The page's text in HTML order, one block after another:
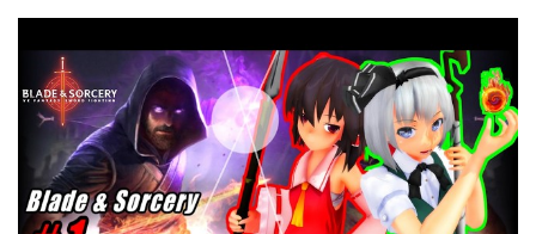
【Beat Saber】
https://www.youtube.com/playlist?
list=PL9WHkLDDeCHkLlfDlrUnvjlPPCRcE73DI
【単発リスト】
https://www.youtube.com/playlist?
list=PL9WHkLDDeCHk6Le7x0ds1aLkPPjf6OsTv
【生放送】アーカイブ
https://www.youtube.com/playlist?
list=PL9WHkLDDeCHneFkJDDdRjmXatHzGkATOE
【DEAD BY DAYLIGHT】
https://www.youtube.com/playlist?
list=PL9WHkLDDeCHmvVnq73Pcum8_ibX6kTpFl